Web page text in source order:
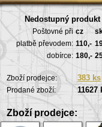
Nedostupný produkt
Poštovné při cz
platbě převodem: 110,-
dobírce: 180,-
Zboží prodejce: 383 ks
Prodané zboží: 11627
Zboží prodejce: